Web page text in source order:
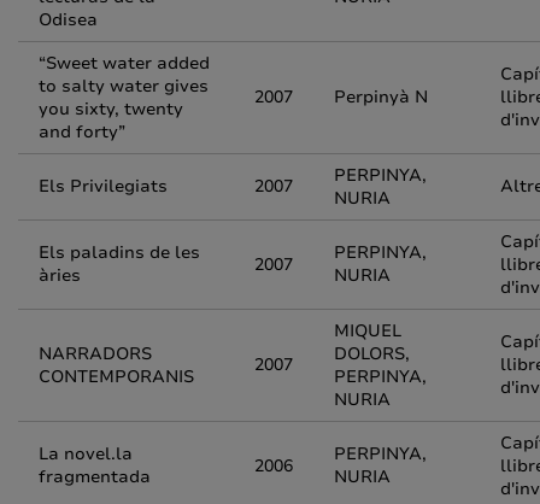
Odisea
“Sweet water added
to salty water gives
you sixty, twenty
and forty”
2007 Perpinyà N
Els Privilegiats 2007
PERPINYA,
NURIA
Els paladins de les
àries
2007
PERPINYA,
NURIA
NARRADORS
CONTEMPORANIS
2007
MIQUEL
DOLORS,
PERPINYA,
NURIA
La novel.la
fragmentada
2006
PERPINYA,
NURIA